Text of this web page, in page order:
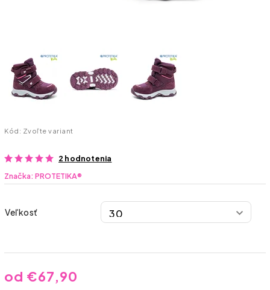
Kód: Zvoľte variant
2 hodnotenia
Značka:PROTETIKA®
Veľkosť
od €67,90